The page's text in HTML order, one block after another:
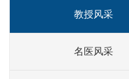
教授风采
名医风采